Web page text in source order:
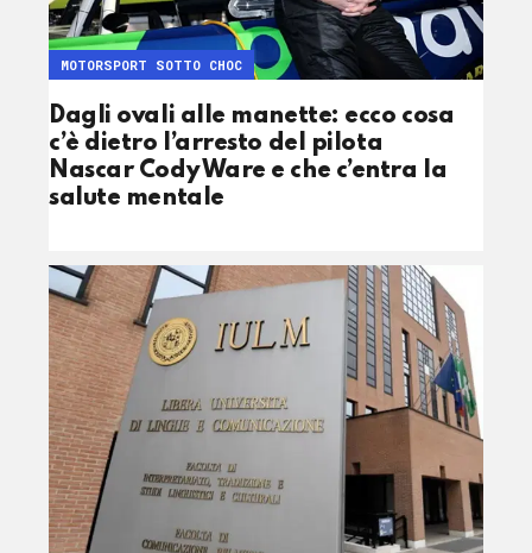
Dagli ovali alle manette: ecco cosa
c’è dietro l’arresto del pilota
Nascar Cody Ware e che c’entra la
salute mentale
MOTORSPORT SOTTO CHOC